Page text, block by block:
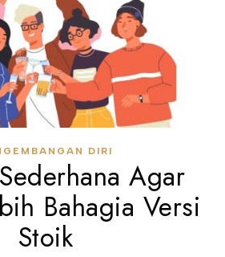
DIRI
Agar
Bahagia Versi
Stoik